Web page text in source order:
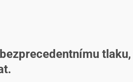
tlaku,